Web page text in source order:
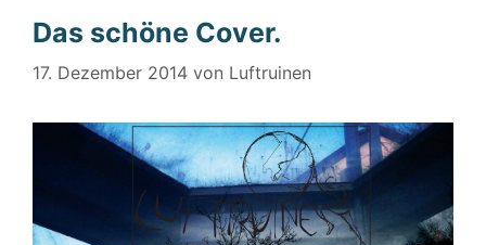
Das schöne Cover.
17. Dezember 2014 von Luftruinen